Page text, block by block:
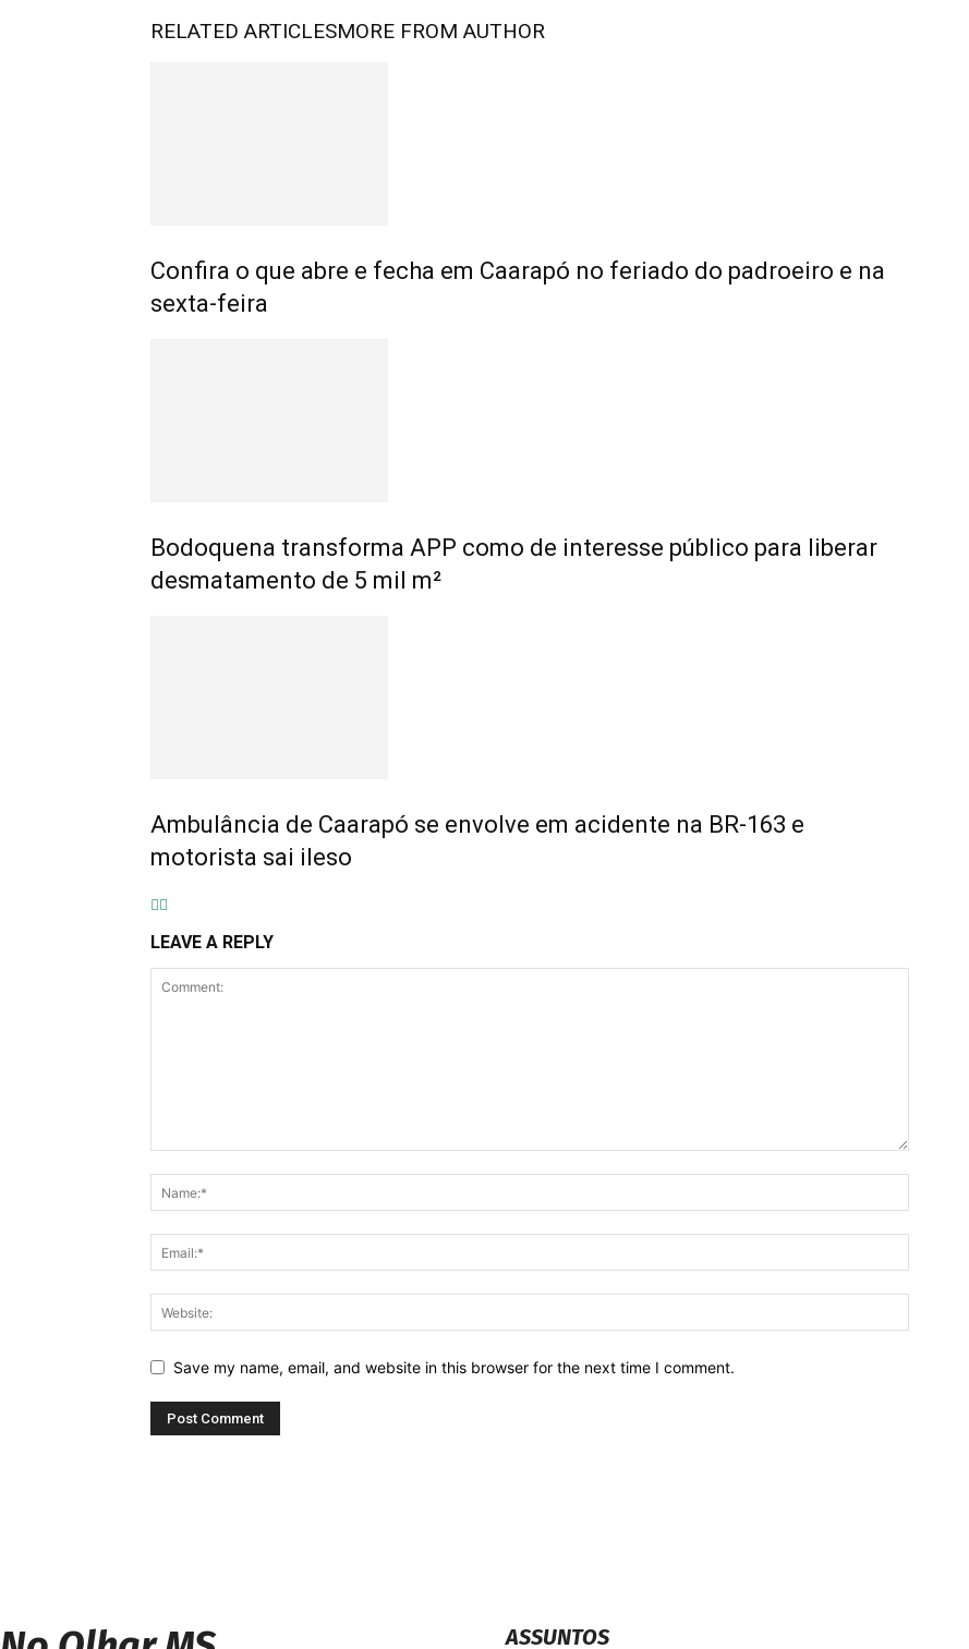
RELATED ARTICLESMORE FROM AUTHOR
Confira o que abre e fecha em Caarapó no feriado do padroeiro e na
sexta-feira
Bodoquena transforma APP como de interesse público para liberar
desmatamento de 5 mil m²
Ambulância de Caarapó se envolve em acidente na BR-163 e
motorista sai ileso
LEAVE A REPLY
Save my name, email, and website in this browser for the next time I comment.
ASSUNTOS